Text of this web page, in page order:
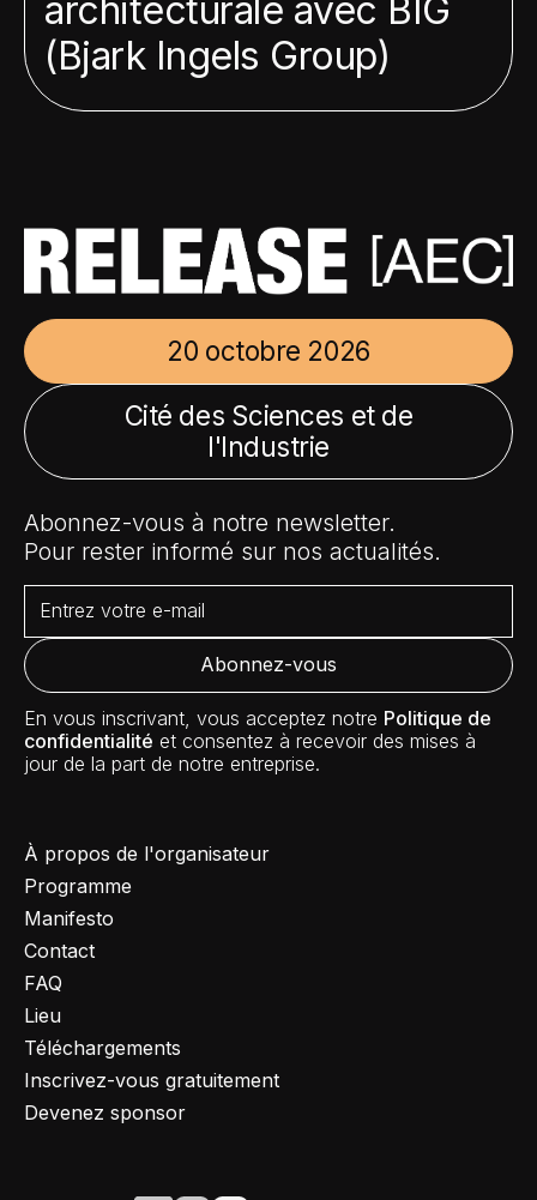
architecturale avec BIG
(Bjark Ingels Group)
20 octobre 2026
Cité des Sciences et de
l'Industrie
Abonnez-vous à notre newsletter.
Pour rester informé sur nos actualités.
En vous inscrivant, vous acceptez notre Politique de
confidentialité et consentez à recevoir des mises à
jour de la part de notre entreprise.
À propos de l'organisateur
Programme
Manifesto
Contact
FAQ
Lieu
Téléchargements
Inscrivez-vous gratuitement
Devenez sponsor